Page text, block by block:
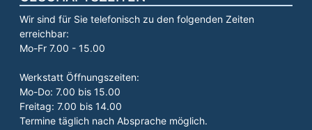
Wir sind für Sie telefonisch zu den folgenden Zeiten
erreichbar:
Mo-Fr 7.00 - 15.00
Werkstatt Öffnungszeiten:
Mo-Do: 7.00 bis 15.00
Freitag: 7.00 bis 14.00
Termine täglich nach Absprache möglich.